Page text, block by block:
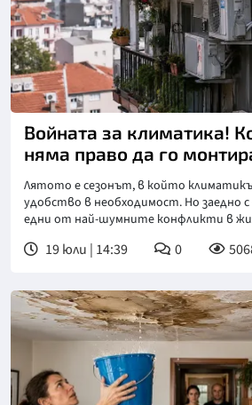
Войната за климатика!
няма право да го
Лятото е сезонът, в който
удобство в необходимост. Но заедно
едни от най-шумните конфликти в
19 юли | 14:39 0